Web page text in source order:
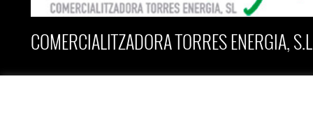
COMERCIALITZADORA TORRES ENERGIA,